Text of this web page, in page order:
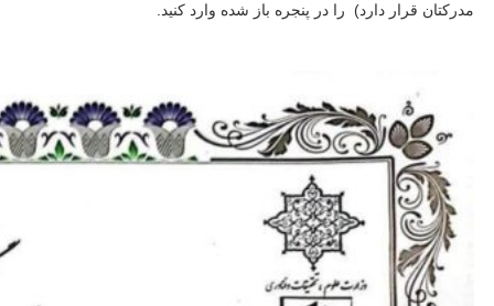
مدرکتان قرار دارد) را در پنجره باز شده وارد کنید.